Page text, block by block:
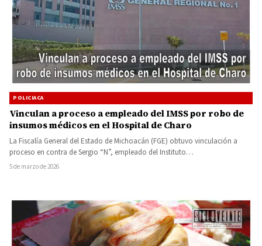
POLICIACA
Vinculan a proceso a empleado del IMSS por robo de
insumos médicos en el Hospital de Charo
La Fiscalía General del Estado de Michoacán (FGE) obtuvo vinculación a
proceso en contra de Sergio “N”, empleado del Instituto…
5 de marzo de 2026